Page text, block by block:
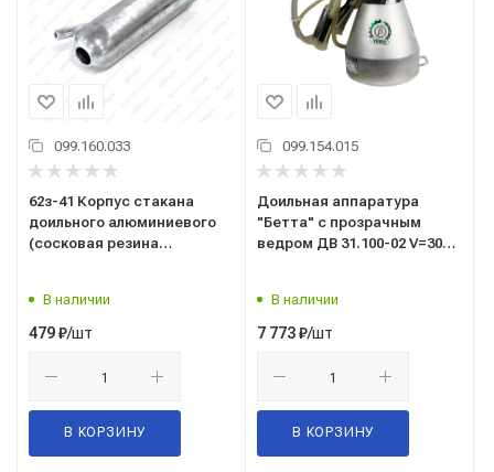
099.160.033
62з-41 Корпус стакана
доильного алюминиевого
(сосковая резина
В наличии
479₽/шт
В КОРЗИНУ
099.154.015
Доильная аппаратура
"Бетта" с прозрачным
ведром ДВ 31.100-02 V=30л.
В наличии
7 773₽/шт
В КОРЗИНУ